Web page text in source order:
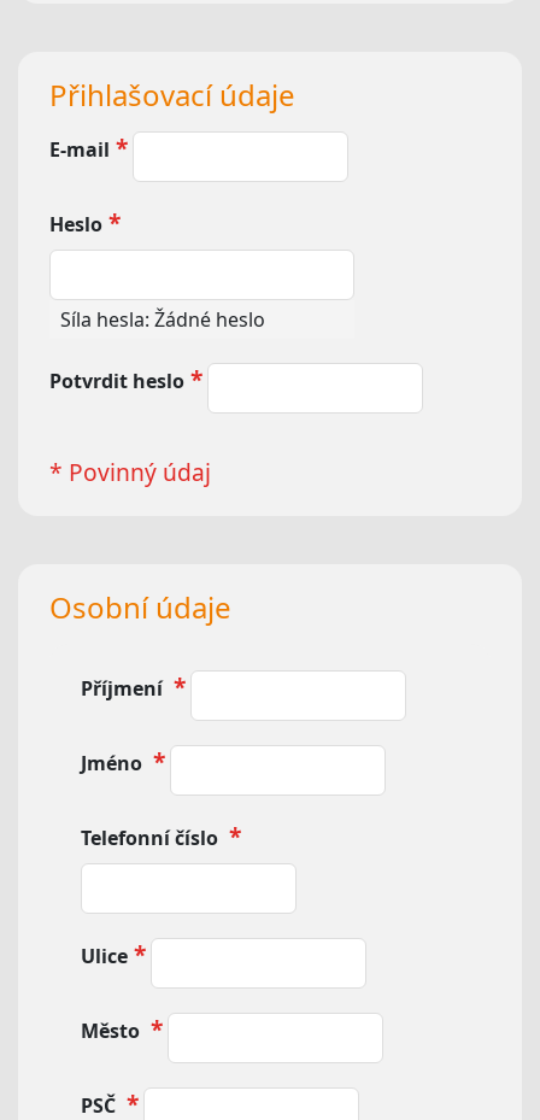
Přihlašovací údaje
E-mail
Heslo
Síla hesla: Žádné heslo
Potvrdit heslo
Osobní údaje
Příjmení
Jméno
Telefonní číslo
Ulice
řádek
Město
PSČ